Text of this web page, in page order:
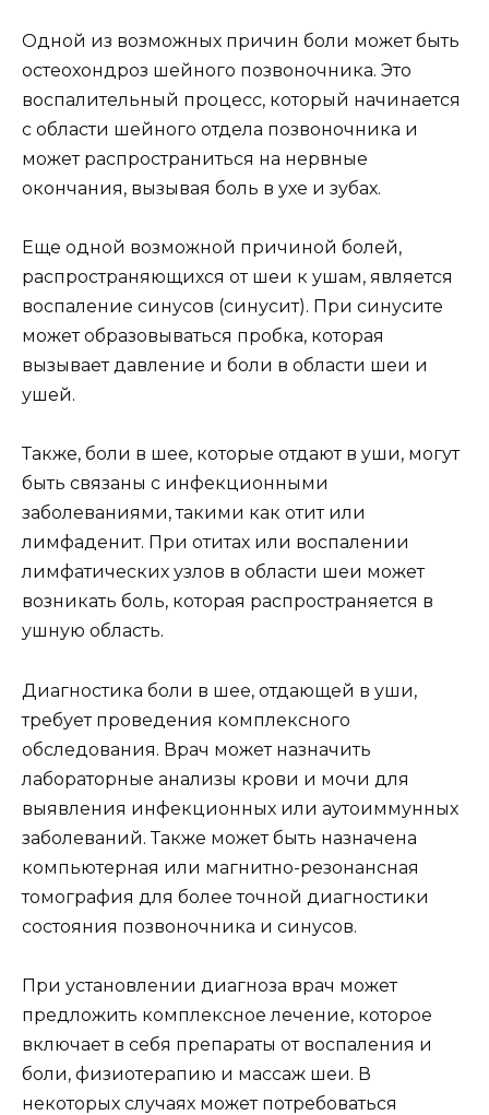
Одной из возможных причин боли может быть
остеохондроз шейного позвоночника. Это
воспалительный процесс, который начинается
с области шейного отдела позвоночника и
может распространиться на нервные
окончания, вызывая боль в ухе и зубах.
Еще одной возможной причиной болей,
распространяющихся от шеи к ушам, является
воспаление синусов (синусит). При синусите
может образовываться пробка, которая
вызывает давление и боли в области шеи и
ушей.
Также, боли в шее, которые отдают в уши, могут
быть связаны с инфекционными
заболеваниями, такими как отит или
лимфаденит. При отитах или воспалении
лимфатических узлов в области шеи может
возникать боль, которая распространяется в
ушную область.
Диагностика боли в шее, отдающей в уши,
требует проведения комплексного
обследования. Врач может назначить
лабораторные анализы крови и мочи для
выявления инфекционных или аутоиммунных
заболеваний. Также может быть назначена
компьютерная или магнитно-резонансная
томография для более точной диагностики
состояния позвоночника и синусов.
При установлении диагноза врач может
предложить комплексное лечение, которое
включает в себя препараты от воспаления и
боли, физиотерапию и массаж шеи. В
некоторых случаях может потребоваться